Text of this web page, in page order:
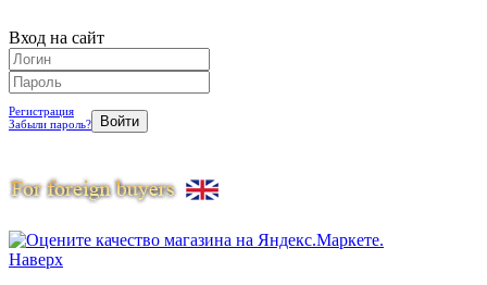
Вход на сайт
Регистрация
Забыли пароль?
Наверх